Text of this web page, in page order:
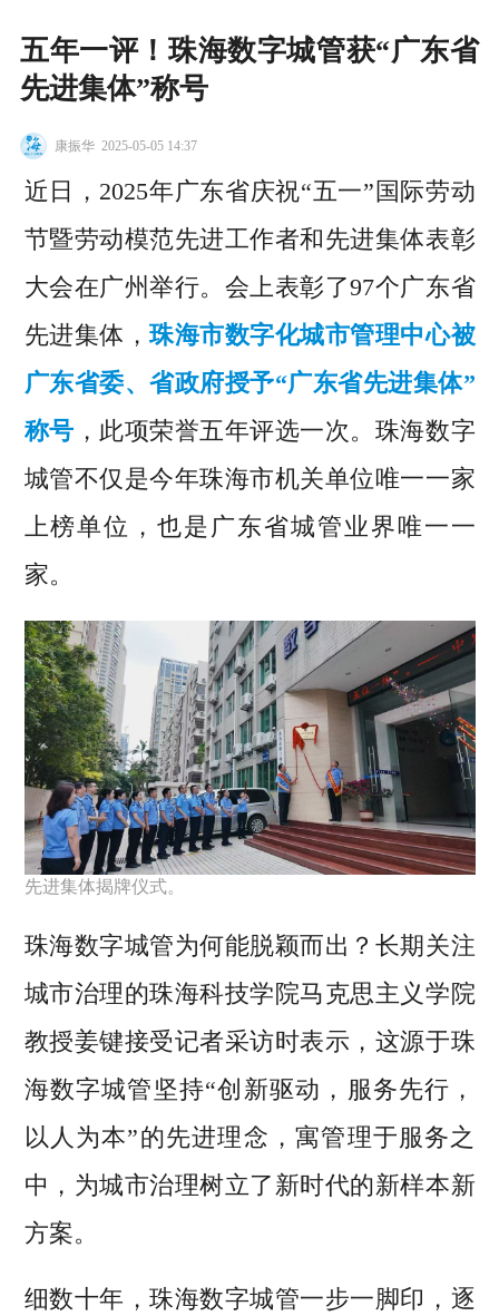
五年一评！珠海数字城管获“广东省
先进集体”称号
康振华 2025-05-05 14:37
近日，2025年广东省庆祝“五一”国际劳动
节暨劳动模范先进工作者和先进集体表彰
大会在广州举行。会上表彰了97个广东省
先进集体，珠海市数字化城市管理中心被
广东省委、省政府授予“广东省先进集体”
称号 ，此项荣誉五年评选一次。珠海数字
城管不仅是今年珠海市机关单位唯一一家
上榜单位，也是广东省城管业界唯一一
家。
先进集体揭牌仪式。
珠海数字城管为何能脱颖而出？长期关注
城市治理的珠海科技学院马克思主义学院
教授姜键接受记者采访时表示，这源于珠
海数字城管坚持“创新驱动，服务先行，
以人为本”的先进理念，寓管理于服务之
中，为城市治理树立了新时代的新样本新
方案。
细数十年，珠海数字城管一步一脚印，逐